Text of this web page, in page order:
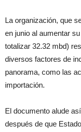
La organización, que
en junio al aumentar
totalizar 32.32 mbd)
diversos factores de
panorama, como las
importación.
El documento alude
después de que